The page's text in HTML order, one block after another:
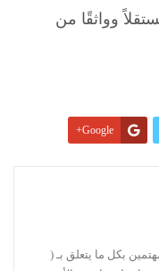
وواثقًا من
Google+
بكل ما يتعلق بـ (